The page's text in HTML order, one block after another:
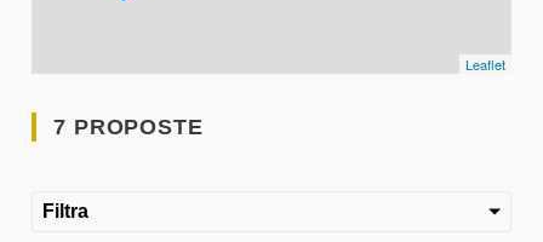
Leaflet
7 PROPOSTE
Filtra